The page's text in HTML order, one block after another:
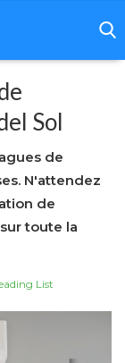
Sol
de
N'attendez
de
toute la
List